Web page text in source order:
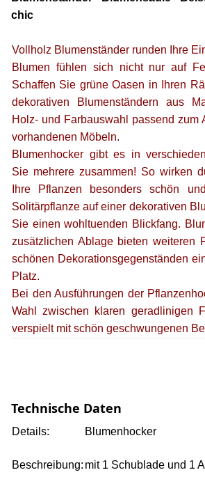
chic
Vollholz Blumenständer runden Ihre
Blumen fühlen sich nicht nur auf
Schaffen Sie grüne Oasen in Ihren
dekorativen Blumenständern aus
Holz- und Farbauswahl passend zum
vorhandenen Möbeln.
Blumenhocker gibt es in
Sie mehrere zusammen! So wirken
Ihre Pflanzen besonders schön
Solitärpflanze auf einer dekorativen
Sie einen wohltuenden Blickfang.
zusätzlichen Ablage bieten weiteren
schönen Dekorationsgegenständen
Platz.
Bei den Ausführungen der
Wahl zwischen klaren geradlinigen
verspielt mit schön geschwungenen
Technische Daten
Details: Blumenhocker
Beschreibung: mit 1 Schublade und 1